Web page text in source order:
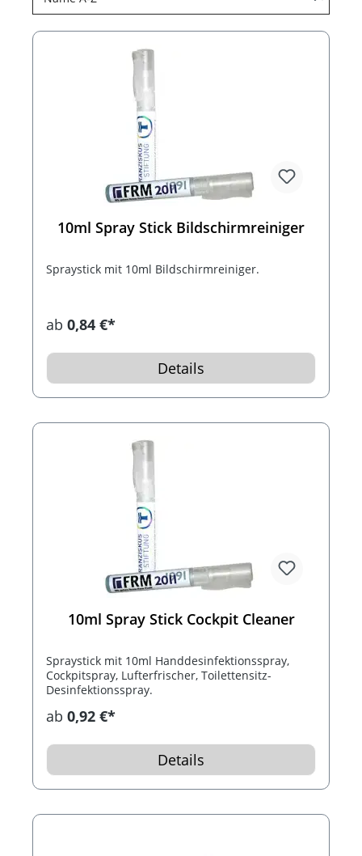
10ml Spray Stick Bildschirmreiniger
Spraystick mit 10ml Bildschirmreiniger.
ab 0,84 €*
Details
10ml Spray Stick Cockpit Cleaner
Spraystick mit 10ml Handdesinfektionsspray,
Cockpitspray, Lufterfrischer, Toilettensitz-
Desinfektionsspray.
ab 0,92 €*
Details